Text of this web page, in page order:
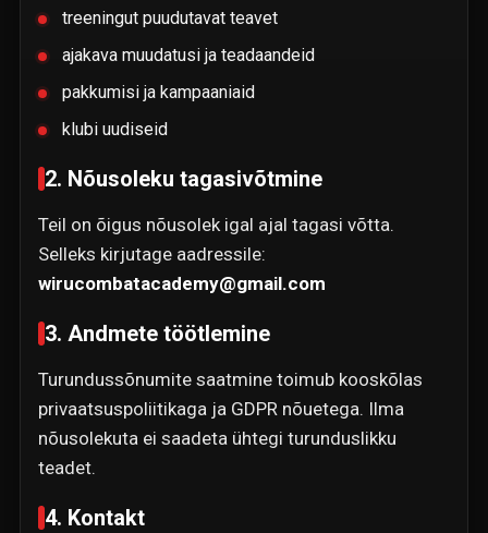
treeningut puudutavat teavet
ajakava muudatusi ja teadaandeid
pakkumisi ja kampaaniaid
klubi uudiseid
2. Nõusoleku tagasivõtmine
Teil on õigus nõusolek igal ajal tagasi võtta.
Selleks kirjutage aadressile:
wirucombatacademy@gmail.com
3. Andmete töötlemine
Turundussõnumite saatmine toimub kooskõlas
privaatsuspoliitikaga ja GDPR nõuetega. Ilma
nõusolekuta ei saadeta ühtegi turunduslikku
teadet.
4. Kontakt